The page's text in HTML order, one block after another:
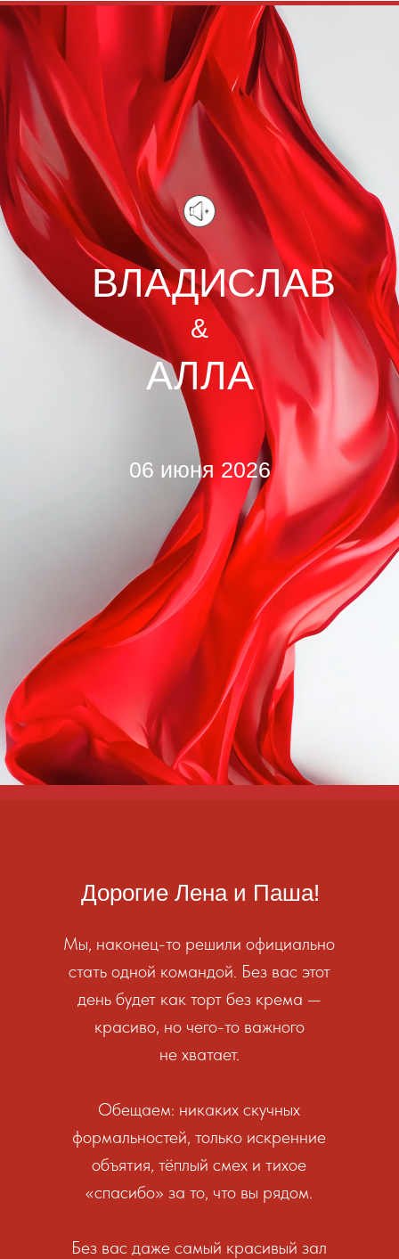
ВЛАДИСЛАВ
АЛЛА
06 июня 2026
&
Мы, наконец-то решили официально
стать одной командой. Без вас этот
день будет как торт без крема —
красиво, но чего-то важного
не хватает.
Обещаем: никаких скучных
формальностей, только искренние
объятия, тёплый смех и тихое
«спасибо» за то, что вы рядом.
Без вас даже самый красивый зал
Дорогие Лена и Паша!